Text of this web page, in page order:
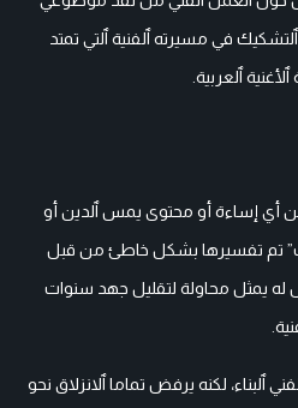
في مسيرته ٱلفنية ٱلتي تمتد
ٱلعربية.
أي إساءة أو محتوى يمس ٱلدين أو
تم تفسيرها بشكل خاطئ من قبل
يمثل محاولة لتقليل جهد سنوات
ٱلبناء، لكنه يرفض تماما ٱلانزلاق نحو